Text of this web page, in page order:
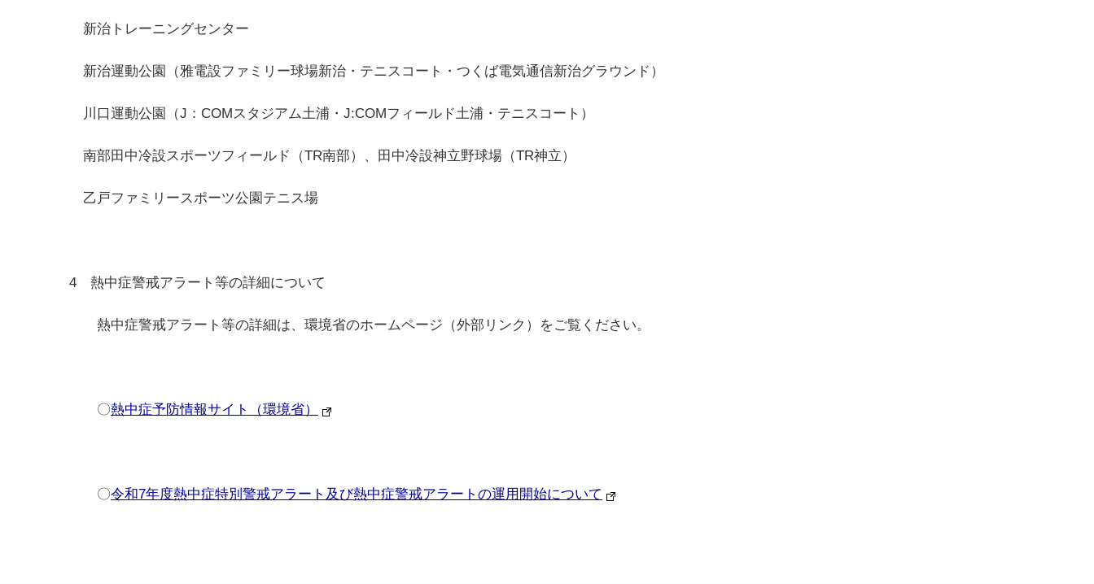
新治トレーニングセンター
新治運動公園（雅電設ファミリー球場新治・テニスコート・つくば電気通信新治グラウンド）
川口運動公園（J：COMスタジアム土浦・J:COMフィールド土浦・テニスコート）
南部田中冷設スポーツフィールド（TR南部）、田中冷設神立野球場（TR神立）
乙戸ファミリースポーツ公園テニス場
4 熱中症警戒アラート等の詳細について
熱中症警戒アラート等の詳細は、環境省のホームページ（外部リンク）をご覧ください。
〇熱中症予防情報サイト（環境省）
〇令和7年度熱中症特別警戒アラート及び熱中症警戒アラートの運用開始について